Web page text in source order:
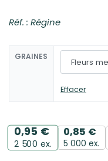
Réf. : Régine
GRAINES
Effacer
0,95 €
2 500 ex.
0,85 €
5 000 ex.